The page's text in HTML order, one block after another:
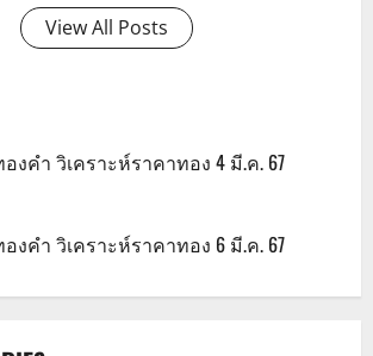
View All Posts
งคำ วิเคราะห์ราคาทอง 4 มี.ค. 67
งคำ วิเคราะห์ราคาทอง 6 มี.ค. 67